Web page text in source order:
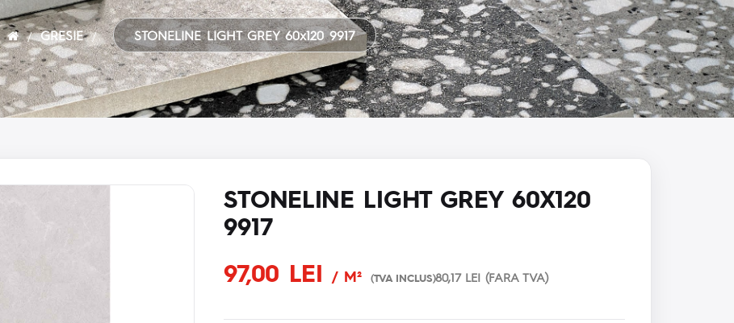
GRESIE STONELINE LIGHT GREY 60x120 9917
STONELINE LIGHT GREY 60X120
9917
97,00 LEI
/ M² (TVA INCLUS)80,17 LEI (FARA TVA)